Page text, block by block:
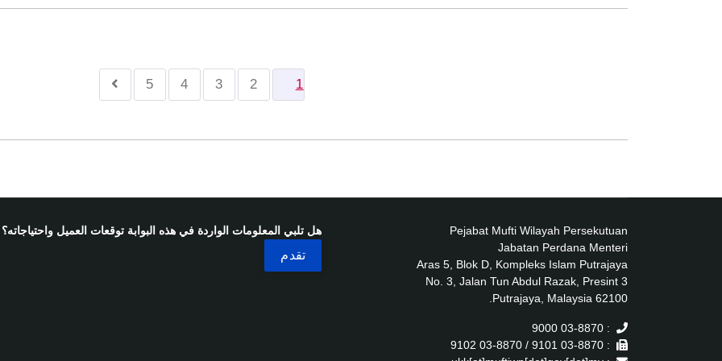
1
2
3
4
5
Pejabat Mufti Wilayah Persekutuan
Jabatan Perdana Menteri
Aras 5, Blok D, Kompleks Islam Putrajaya
No. 3, Jalan Tun Abdul Razak, Presint 3
62100 Putrajaya, Malaysia.
: 03-8870 9000
: 03-8870 9101 / 03-8870 9102
هل تلبي المعلومات الواردة في هذه البوابة توقعات العميل واحتياجاته؟